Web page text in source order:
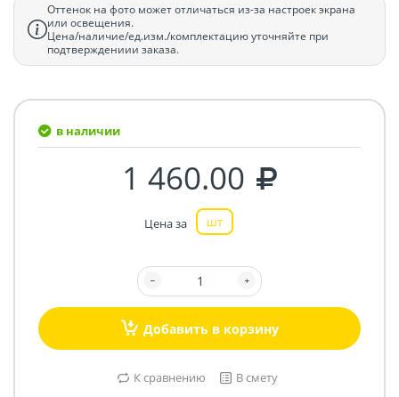
Оттенок на фото может отличаться из-за настроек экрана
или освещения.
Цена/наличие/ед.изм./комплектацию уточняйте при
подтверждениии заказа.
в наличии
1 460.00
Цена за шт
Добавить в корзину
К сравнению В смету